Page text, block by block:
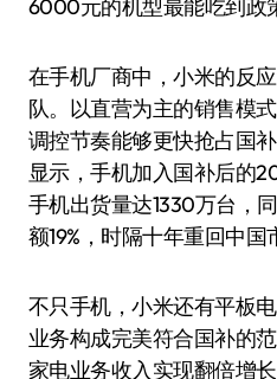
6000元的机型最能吃到政
在手机厂商中，小米的反
队。以直营为主的销售模
调控节奏能够更快抢占国
显示，手机加入国补后的
手机出货量达1330万台，
额19%，时隔十年重回中国
不只手机，小米还有平板
业务构成完美符合国补的
家电业务收入实现翻倍增